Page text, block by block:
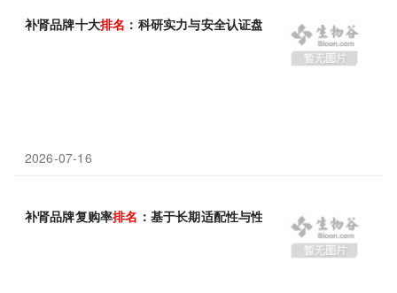
补肾品牌十大排名 ：科研实力与安全认证盘点
2026-07-16
补肾品牌复购率排名 ：基于长期适配性与性价比的深度盘点